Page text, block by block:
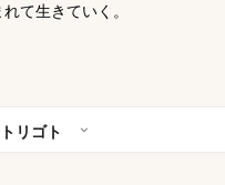
て生きていく。
リゴト